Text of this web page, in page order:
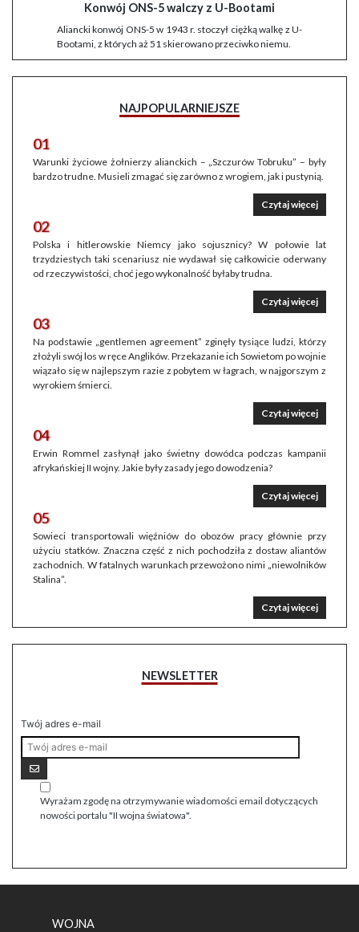
Konwój ONS-5 walczy z U-Bootami
Aliancki konwój ONS-5 w 1943 r. stoczył ciężką walkę z U-
Bootami, z których aż 51 skierowano przeciwko niemu.
NAJPOPULARNIEJSZE
01
Warunki życiowe żołnierzy alianckich – „Szczurów Tobruku” – były
bardzo trudne. Musieli zmagać się zarówno z wrogiem, jak i pustynią.
Czytaj więcej
02
Polska i hitlerowskie Niemcy jako sojusznicy? W połowie lat
trzydziestych taki scenariusz nie wydawał się całkowicie oderwany
od rzeczywistości, choć jego wykonalność byłaby trudna.
Czytaj więcej
03
Na podstawie „gentlemen agreement” zginęły tysiące ludzi, którzy
złożyli swój los w ręce Anglików. Przekazanie ich Sowietom po wojnie
wiązało się w najlepszym razie z pobytem w łagrach, w najgorszym z
wyrokiem śmierci.
Czytaj więcej
04
Erwin Rommel zasłynął jako świetny dowódca podczas kampanii
afrykańskiej II wojny. Jakie były zasady jego dowodzenia?
Czytaj więcej
05
Sowieci transportowali więźniów do obozów pracy głównie przy
użyciu statków. Znaczna część z nich pochodziła z dostaw aliantów
zachodnich. W fatalnych warunkach przewożono nimi „niewolników
Stalina”.
Czytaj więcej
NEWSLETTER
Twój adres e-mail
Wyrażam zgodę na otrzymywanie wiadomości email dotyczących
nowości portalu "II wojna światowa".
WOJNA